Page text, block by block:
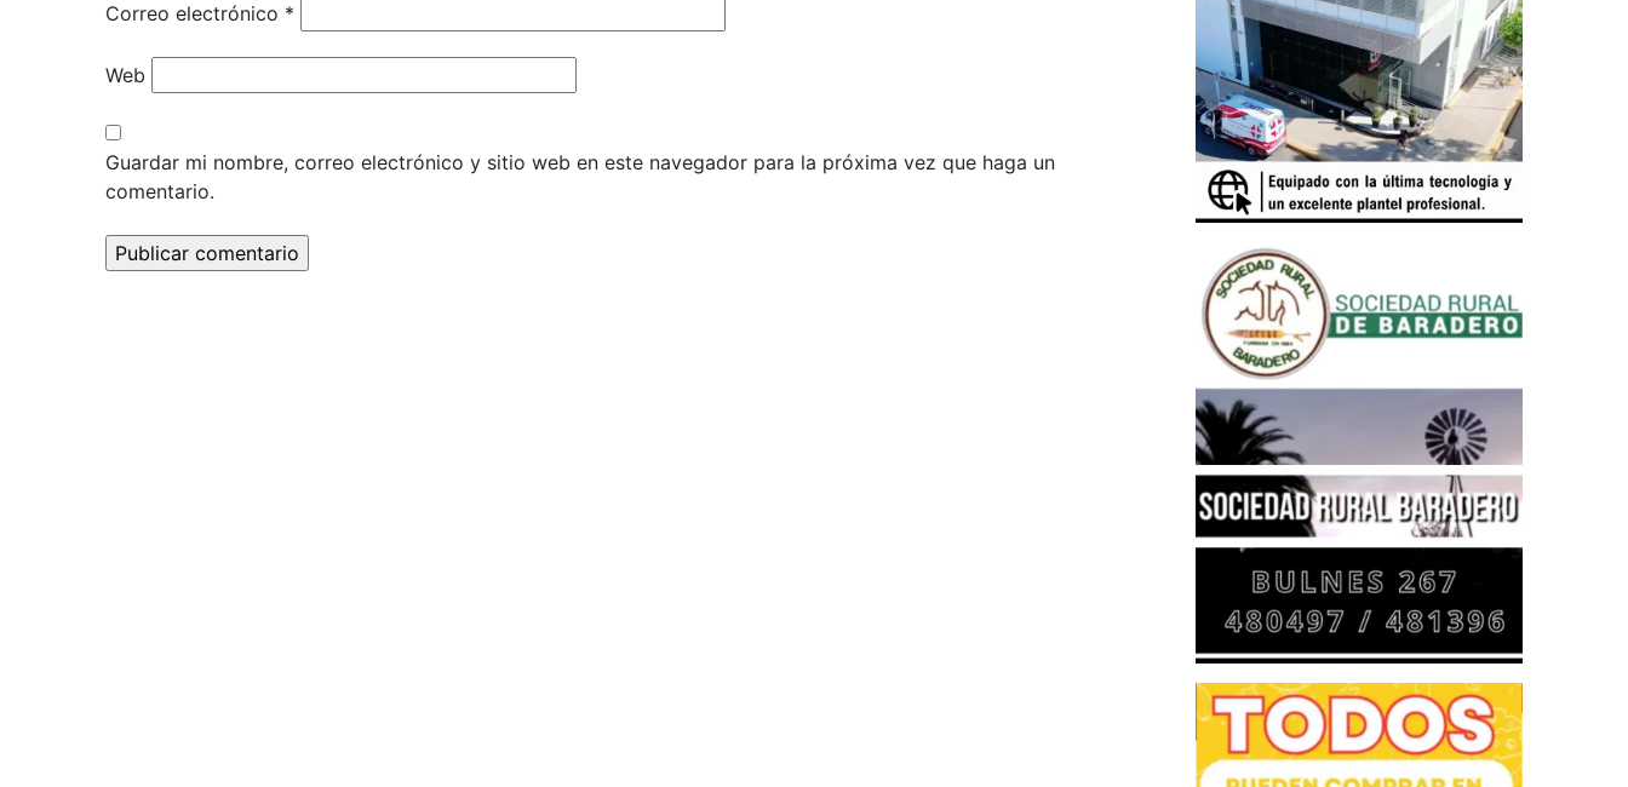
Correo electrónico *
Web
Guardar mi nombre, correo electrónico y sitio web en este navegador para la próxima vez que haga un
comentario.